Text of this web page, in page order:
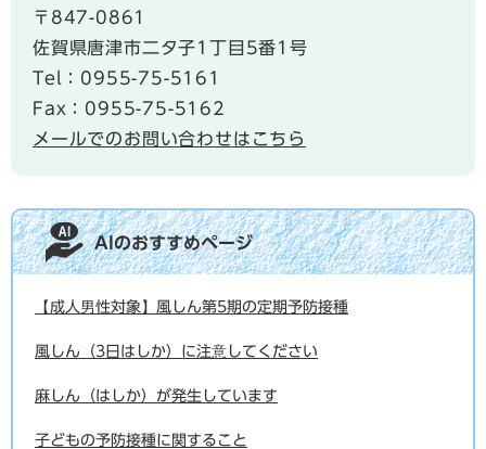
〒847-0861
佐賀県唐津市二タ子1丁目5番1号
Tel：0955-75-5161
Fax：0955-75-5162
メールでのお問い合わせはこちら
AIのおすすめページ
【成人男性対象】風しん第5期の定期予防接種
風しん（3日はしか）に注意してください
麻しん（はしか）が発生しています
子どもの予防接種に関すること